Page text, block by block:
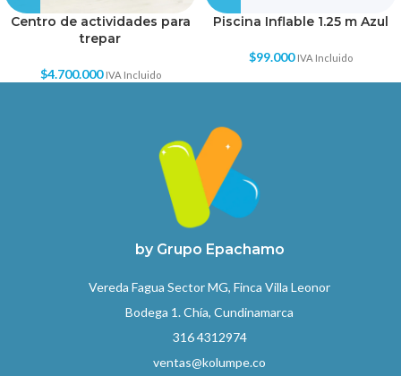
Centro de actividades para
trepar
$4.700.000 IVA Incluido
Piscina Inflable 1.25 m Azul
$99.000 IVA Incluido
by Grupo Epachamo
Vereda Fagua Sector MG, Finca Villa Leonor
Bodega 1. Chía, Cundinamarca
316 4312974
ventas@kolumpe.co